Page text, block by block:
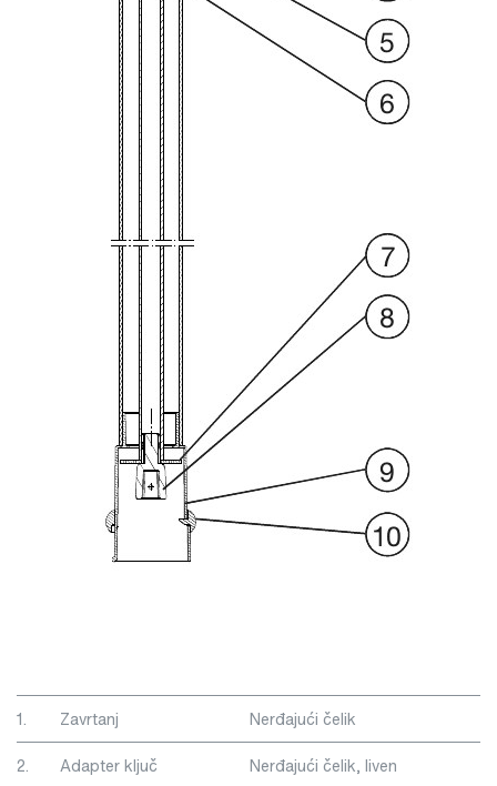
1. Zavrtanj
Nerđajući čelik
2.
Adapter ključ
Nerđajući čelik, liven